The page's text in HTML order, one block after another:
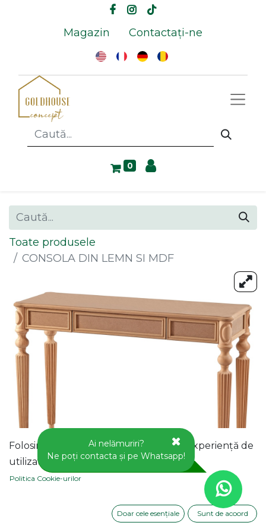
Magazin Contactați-ne
0
Toate produsele
CONSOLA DIN LEMN SI MDF
Folosim cookie-uri pentru a vă oferi o experiență de
utilizator mai bună pe acest site web.
Politica Cookie-urilor
Doar cele esențiale Sunt de acoord
Ai nelămuriri?
Ne poți contacta și pe Whatsapp!